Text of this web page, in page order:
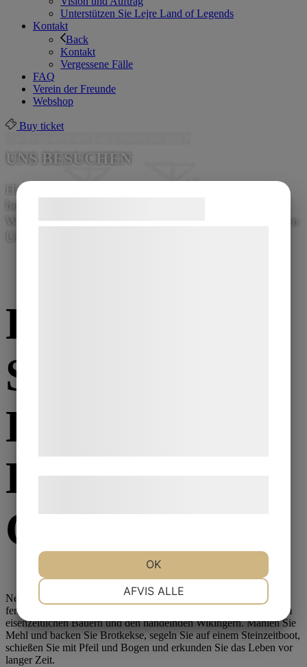
Unterstützen Sie Lejre Land of Legends
Kontakt
Back
Kontakt
Vergessene Fälle
FAQ
Verein der Freunde
Webshop
Buy ticket
UNS BESUCHEN
Hier finden Sie wichtige Informationen, die Ihnen
bei der Planung Ihres Besuchs helfen.
Weitere Informationen finden Sie auf den jeweiligen
BESUCHEN
SIE DAS
LAND DER
LEGENDEN
CAMP
Nehmen Sie die Familie auf den Arm und reisen Sie zurück in die
ferne Vergangenheit. Begegnen Sie dem steinzeitlichen Jäger, dem
eisenzeitlichen Bauern und den handelnden Wikingern. Mahlen Sie
Mehl und backen Sie Brotkekse, segeln Sie auf einem Steinzeitboot,
schießen Sie mit Pfeil und Bogen und erkunden Sie das Leben vor
langer Zeit.
MARKETING STATISTIK
AFVIS ALLE
OK